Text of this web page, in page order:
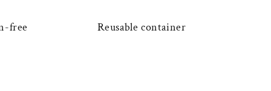
free Reusable container